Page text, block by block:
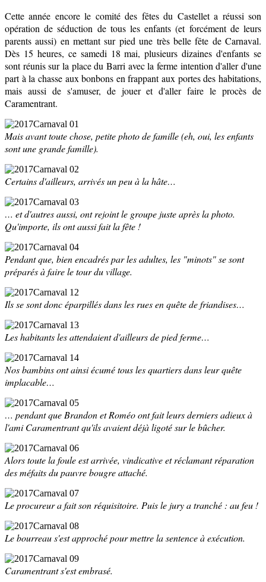
Cette année encore le comité des fêtes du Castellet a réussi son
opération de séduction de tous les enfants (et forcément de leurs
parents aussi) en mettant sur pied une très belle fête de Carnaval.
Dès 15 heures, ce samedi 18 mai, plusieurs dizaines d'enfants se
sont réunis sur la place du Barri avec la ferme intention d'aller d'une
part à la chasse aux bonbons en frappant aux portes des habitations,
mais aussi de s'amuser, de jouer et d'aller faire le procès de
Caramentrant.
Mais avant toute chose, petite photo de famille (eh, oui, les enfants
sont une grande famille).
Certains d'ailleurs, arrivés un peu à la hâte…
… et d'autres aussi, ont rejoint le groupe juste après la photo.
Qu'importe, ils ont aussi fait la fête !
Pendant que, bien encadrés par les adultes, les "minots" se sont
préparés à faire le tour du village.
Ils se sont donc éparpillés dans les rues en quête de friandises…
Les habitants les attendaient d'ailleurs de pied ferme…
Nos bambins ont ainsi écumé tous les quartiers dans leur quête
implacable…
… pendant que Brandon et Roméo ont fait leurs derniers adieux à
l'ami Caramentrant qu'ils avaient déjà ligoté sur le bûcher.
Alors toute la foule est arrivée, vindicative et réclamant réparation
des méfaits du pauvre bougre attaché.
Le procureur a fait son réquisitoire. Puis le jury a tranché : au feu !
Le bourreau s'est approché pour mettre la sentence à exécution.
Caramentrant s'est embrasé.